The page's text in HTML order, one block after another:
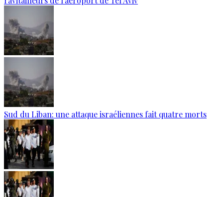
Sud du Liban: une attaque israéliennes fait quatre morts